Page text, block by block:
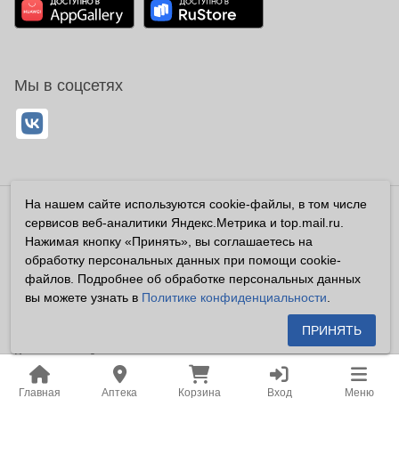
Главная Аптека Корзина Вход Меню
Мы в соцсетях
Владелец сайта ООО «Суперфарма» ОГРН 1032700302194
Все права защищены ©2026
Информация, размещенная на данном сайте имеет
справочный характер, и не должна восприниматься
посетителями сайта как публичная оферта, предусмотренная
Владелец сайта устанавливает запрет на цитирование,
копирование и размещение информации, размещенной на
настоящем сайте newapteka.ru, включая информацию о
На нашем сайте используются cookie-файлы, в том числе
сервисов веб-аналитики Яндекс.Метрика и top.mail.ru.
Нажимая кнопку «Принять», вы соглашаетесь на
обработку персональных данных при помощи cookie-
файлов. Подробнее об обработке персональных данных
вы можете узнать в Политике конфиденциальности
ПРИНЯТЬ